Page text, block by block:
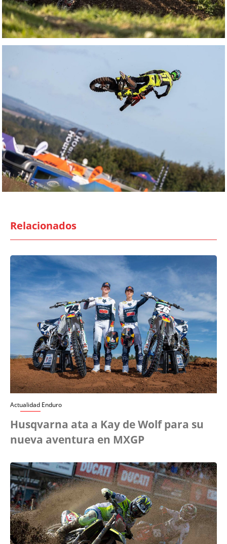
Relacionados
Actualidad Enduro
Husqvarna ata a Kay de Wolf para su
nueva aventura en MXGP